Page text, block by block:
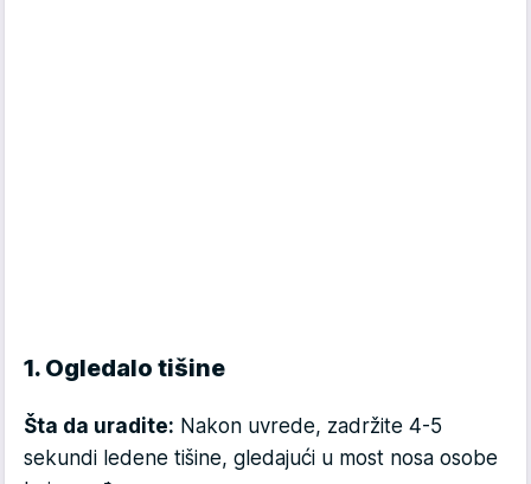
1. Ogledalo tišine
Šta da uradite: Nakon uvrede, zadržite 4-5
sekundi ledene tišine, gledajući u most nosa osobe